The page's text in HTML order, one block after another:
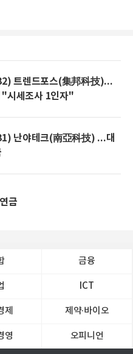
트렌드포스(集邦科技)...
"시세조사 1인자"
난야테크(南亞科技) ...대
금
금융
ICT
제 제약∙바이오
영 오피니언